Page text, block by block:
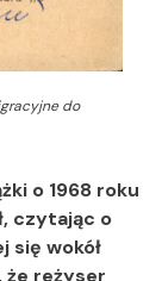
do
o 1968 roku
czytając o
się wokół
że reżyser